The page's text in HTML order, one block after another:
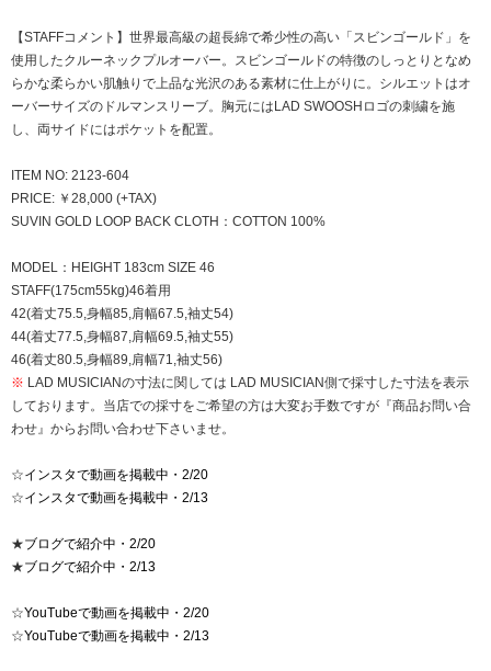
【STAFFコメント】世界最高級の超長綿で希少性の高い「スビンゴールド」を
使用したクルーネックプルオーバー。スビンゴールドの特徴のしっとりとなめ
らかな柔らかい肌触りで上品な光沢のある素材に仕上がりに。シルエットはオ
ーバーサイズのドルマンスリーブ。胸元にはLAD SWOOSHロゴの刺繍を施
し、両サイドにはポケットを配置。
ITEM NO: 2123-604
PRICE: ￥28,000 (+TAX)
SUVIN GOLD LOOP BACK CLOTH：COTTON 100%
MODEL：HEIGHT 183cm SIZE 46
STAFF(175cm55kg)46着用
42(着丈75.5,身幅85,肩幅67.5,袖丈54)
44(着丈77.5,身幅87,肩幅69.5,袖丈55)
46(着丈80.5,身幅89,肩幅71,袖丈56)
※ LAD MUSICIANの寸法に関しては LAD MUSICIAN側で採寸した寸法を表示
しております。当店での採寸をご希望の方は大変お手数ですが『商品お問い合
わせ』からお問い合わせ下さいませ。
☆インスタで動画を掲載中・2/20
☆インスタで動画を掲載中・2/13
★ブログで紹介中・2/20
★ブログで紹介中・2/13
☆YouTubeで動画を掲載中・2/20
☆YouTubeで動画を掲載中・2/13